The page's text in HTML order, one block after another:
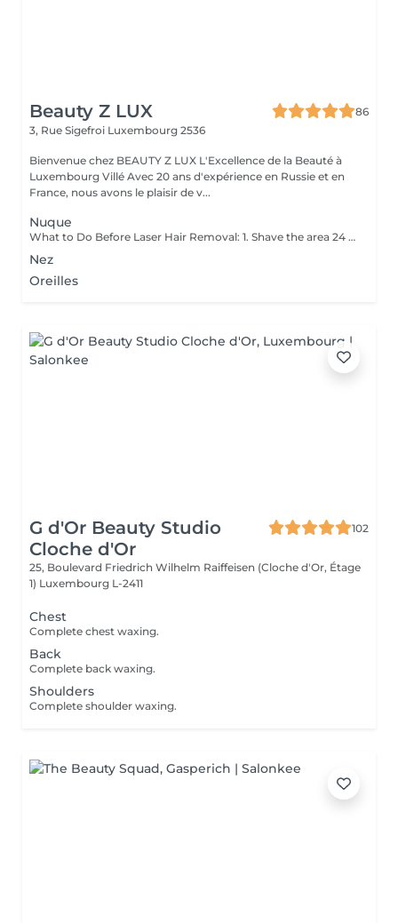
Beauty Z LUX
86
3, Rue Sigefroi Luxembourg 2536
Bienvenue chez BEAUTY Z LUX L'Excellence de la Beauté à
Luxembourg Villé Avec 20 ans d'expérience en Russie et en
France, nous avons le plaisir de v...
Nuque
What to Do Before Laser Hair Removal: 1. Shave the area 24 hours before your appointment don't wax or pluck. 2. Avoid sun exposure and tanning 3. Clean the skin make sure the area is free of lotion, deodorant, makeup, or oils. 4. Avoid active skincare products (like retinoids, acids, or scrubs) on the area for a few days before treatment. 5. Do not take photosensitizing medications (like certain antibiotics) check with your technician if you're unsure. 6. Wear loose, comfortable clothing on the day of your appointment. 7. Inform your technician if you are pregnant, breastfeeding, or have any medical conditions. Contraindications After Permanent Laser Hair Removal: 1. Avoid sun exposure for at least 12 weeks before and after treatment. 2. Do not use tanning beds or self-tanners in the treated area. 3. Avoid hot baths, saunas, and steam rooms for 2448 hours after treatment. 4. Do not wax, pluck, or use depilatory creams between sessions shaving is allowed. 5. Avoid using active skincare products (like retinoids, acids, or exfoliants) on the treated area for several days. 6. Do not apply makeup or perfumed products immediately after treatment (especially on the face). 7. Pregnancy and certain medications (like photosensitizing drugs) may be contraindications always consult a professional first.
Nez
Oreilles
G d'Or Beauty Studio
Cloche d'Or
102
25, Boulevard Friedrich Wilhelm Raiffeisen (Cloche d'Or, Étage
1) Luxembourg L-2411
Chest
Complete chest waxing.
Back
Complete back waxing.
Shoulders
Complete shoulder waxing.